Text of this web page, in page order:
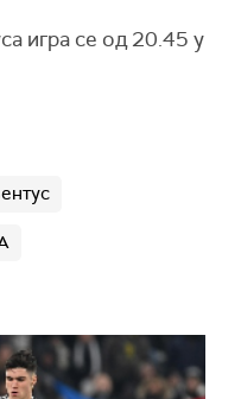
игра се од 20.45 у